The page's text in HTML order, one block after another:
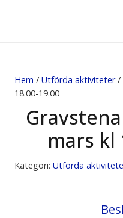
Hem / Utförda aktiviteter/
18.00-19.00
mars kl
Kategori: Utförda